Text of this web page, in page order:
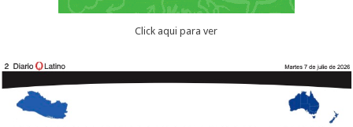
Click aqui para ver